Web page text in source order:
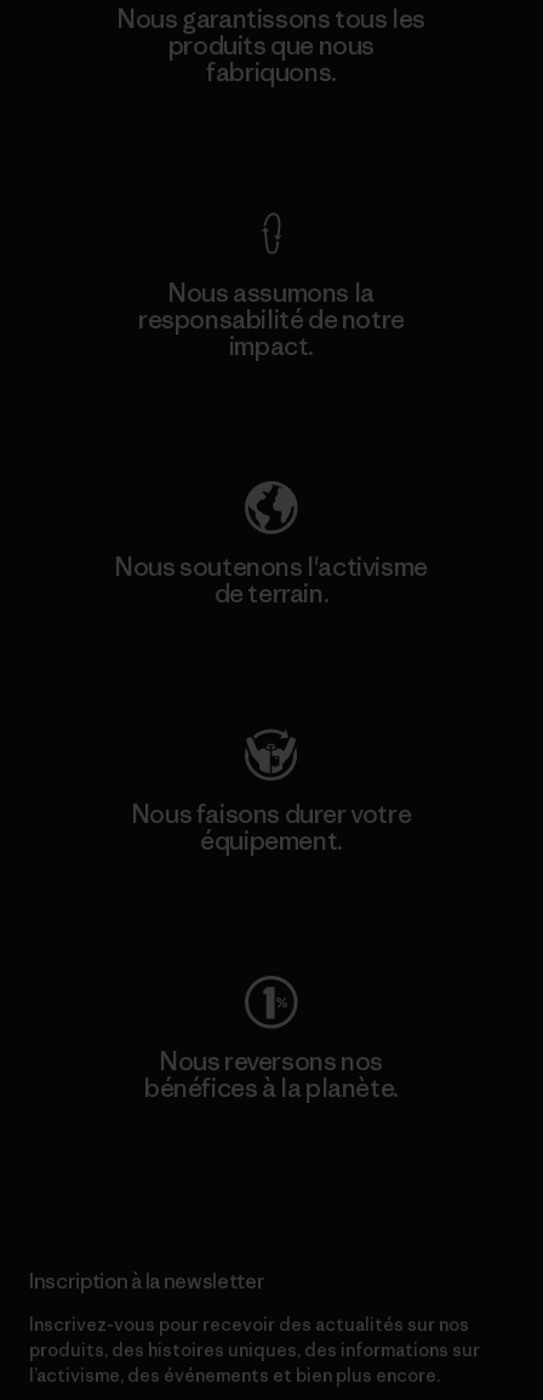
Nous garantissons tous les
produits que nous
fabriquons.
Nous assumons la
responsabilité de notre
impact.
Nous soutenons l'activisme
de terrain.
Nous faisons durer votre
équipement.
Nous reversons nos
bénéfices à la planète.
Inscription à la newsletter
Inscrivez-vous pour recevoir des actualités sur nos
produits, des histoires uniques, des informations sur
l’activisme, des événements et bien plus encore.